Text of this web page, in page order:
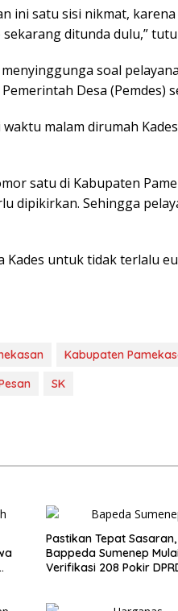
ini satu sisi nikmat,
ditunda dulu,”
soal
Desa (Pemdes)
waktu malam dirumah
satu di Kabupaten
dipikirkan. Sehingga
Kades untuk tidak terlalu
Kabupaten
SK
Pastikan Tepat Sasaran,
Bappeda Sumenep
Verifikasi 208 Pokir